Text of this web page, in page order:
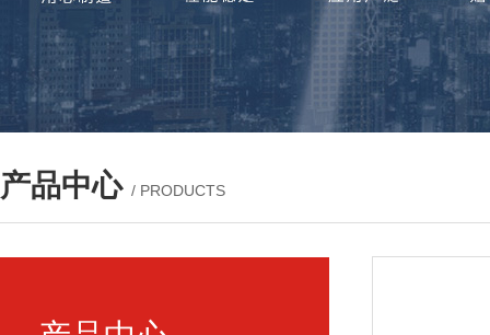
产品中心 / PRODUCTS